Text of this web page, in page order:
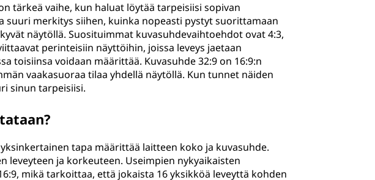
tärkeä vaihe, kun haluat löytää tarpeisiisi sopivan
suuri merkitys siihen, kuinka nopeasti pystyt suorittamaan
näytöllä. Suosituimmat kuvasuhdevaihtoehdot ovat 4:3,
perinteisiin näyttöihin, joissa leveys jaetaan
toisiinsa voidaan määrittää. Kuvasuhde 32:9 on 16:9:n
vaakasuoraa tilaa yhdellä näytöllä. Kun tunnet näiden
sinun tarpeisiisi.
tapa määrittää laitteen koko ja kuvasuhde.
leveyteen ja korkeuteen. Useimpien nykyaikaisten
mikä tarkoittaa, että jokaista 16 yksikköä leveyttä kohden